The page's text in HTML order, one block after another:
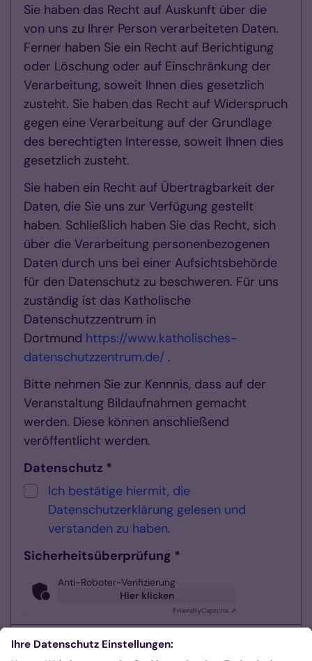
Sie haben das Recht auf Auskunft über die
von uns zu Ihrer Person verarbeiteten Daten.
Ferner haben Sie ein Recht auf Berichtigung
oder Löschung oder auf Einschränkung der
Verarbeitung, soweit Ihnen dies gesetzlich
zusteht. Sie haben das Recht auf Widerspruch
gegen eine Verarbeitung auf der Grundlage
des berechtigten Interesse, soweit Ihnen dies
gesetzlich zusteht.
Sie haben ein Recht auf Übertragbarkeit der
Daten, die Sie uns zur Verfügung gestellt
haben. Schließlich haben Sie das Recht, sich
über die Verarbeitung personenbezogenen
Daten durch uns bei einer Aufsichtsbehörde
für den Datenschutz zu beschweren. Für uns
zuständig ist das Katholische
Datenschutzzentrum in
Dortmund https://www.katholisches-
datenschutzzentrum.de/ .
Bitte nehmen Sie zur Kennnis, dass auf der
Veranstaltung Bildaufnahmen gemacht
werden. Diese können anschließend
veröffentlicht werden.
Datenschutz *
Ich bestätige hiermit, die
Datenschutzerklärung gelesen und
verstanden zu haben.
Sicherheitsüberprüfung *
Anti-Roboter-Verifizierung
Hier klicken
FriendlyCaptcha ⇗
Pflichtfelder sind mit einem Stern (*)